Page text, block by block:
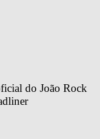
do João Rock